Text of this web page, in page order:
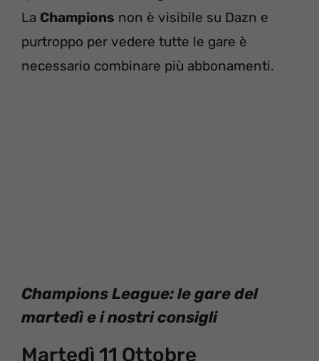
La Champions non è visibile su Dazn e
purtroppo per vedere tutte le gare è
necessario combinare più abbonamenti.
Champions League: le gare del
martedì e i nostri consigli
Martedì 11 Ottobre